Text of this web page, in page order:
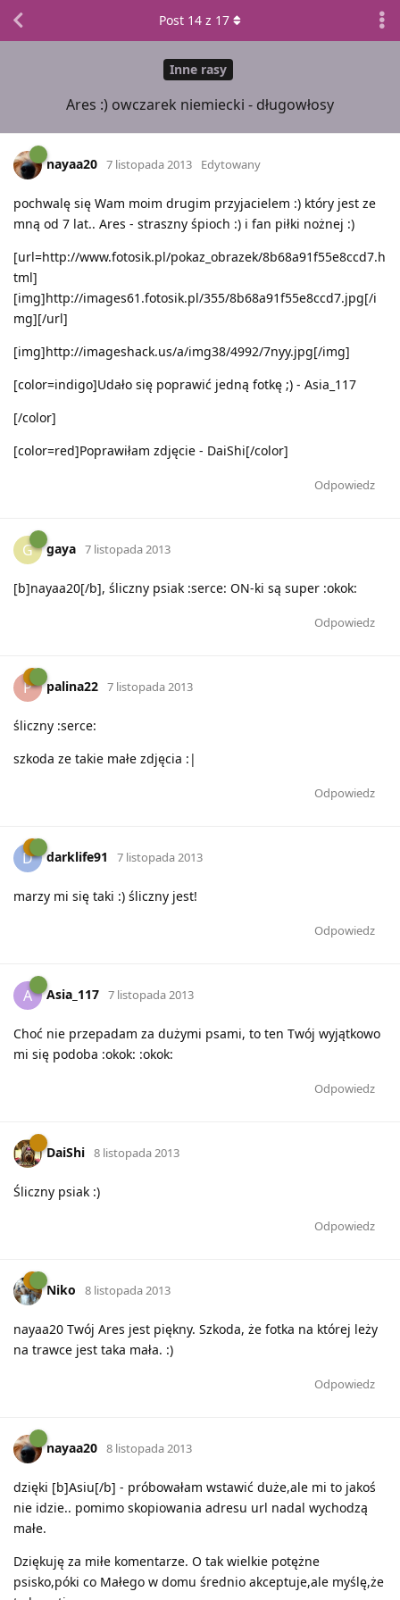
Inne rasy
Ares :) owczarek niemiecki - długowłosy
Post 14 z 17
nayaa20 7 listopada 2013 Edytowany
pochwalę się Wam moim drugim przyjacielem :) który jest ze
mną od 7 lat.. Ares - straszny śpioch :) i fan piłki nożnej :)
[url=http://www.fotosik.pl/pokaz_obrazek/8b68a91f55e8ccd7.h
tml]
[img]http://images61.fotosik.pl/355/8b68a91f55e8ccd7.jpg[/i
mg][/url]
[img]http://imageshack.us/a/img38/4992/7nyy.jpg[/img]
[color=indigo]Udało się poprawić jedną fotkę ;) - Asia_117
[/color]
[color=red]Poprawiłam zdjęcie - DaiShi[/color]
Odpowiedz
G gaya 7 listopada 2013
[b]nayaa20[/b], śliczny psiak :serce: ON-ki są super :okok:
Odpowiedz
P palina22 7 listopada 2013
śliczny :serce:
szkoda ze takie małe zdjęcia :|
Odpowiedz
D darklife91 7 listopada 2013
marzy mi się taki :) śliczny jest!
Odpowiedz
A Asia_117 7 listopada 2013
Choć nie przepadam za dużymi psami, to ten Twój wyjątkowo
mi się podoba :okok: :okok:
Odpowiedz
DaiShi 8 listopada 2013
Śliczny psiak :)
Odpowiedz
Niko 8 listopada 2013
nayaa20 Twój Ares jest piękny. Szkoda, że fotka na której leży
na trawce jest taka mała. :)
Odpowiedz
nayaa20 8 listopada 2013
dzięki [b]Asiu[/b] - próbowałam wstawić duże,ale mi to jakoś
nie idzie.. pomimo skopiowania adresu url nadal wychodzą
małe.
Dziękuję za miłe komentarze. O tak wielkie potężne
psisko,póki co Małego w domu średnio akceptuje,ale myślę,że